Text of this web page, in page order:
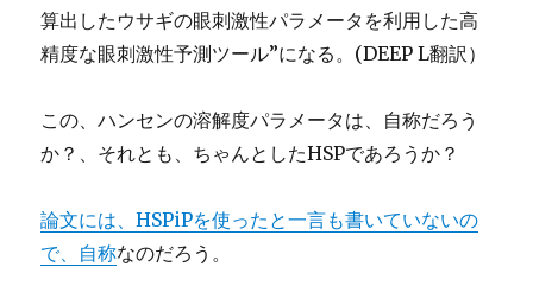
算出したウサギの眼刺激性パラメータを利用した高
精度な眼刺激性予測ツール”になる。(DEEP L翻訳）
この、ハンセンの溶解度パラメータは、自称だろう
か？、それとも、ちゃんとしたHSPであろうか？
論文には、HSPiPを使ったと一言も書いていないの
で、自称なのだろう。